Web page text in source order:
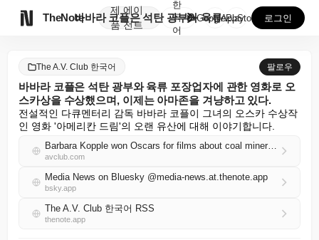
TheNote
제
품
에이
전트
바바라 코플은 석탄 광부와 육류 포장업자에 관한 영화로...
한
국
어
GooglePlay
AppStore 로그인
The A.V. Club 한국어 팔로우
바바라 코플은 석탄 광부와 육류 포장업자에 관한 영화로 오
스카상을 수상했으며, 이제는 아마존을 겨냥하고 있다.
전설적인 다큐멘터리 감독 바바라 코플이 그녀의 오스카 수상작
인 영화 '아메리칸 드림'의 오랜 유산에 대해 이야기합니다.
Barbara Kopple won Oscars for films about coal miners and meatpackers, now she aims at Amazon
avclub.com
Media News on Bluesky @media-news.at.thenote.app
bsky.app
The A.V. Club 한국어 RSS
thenote.app